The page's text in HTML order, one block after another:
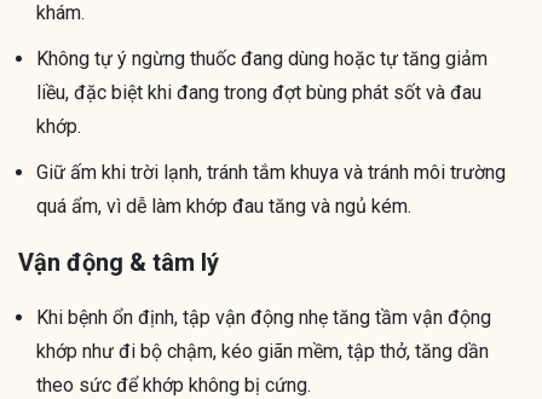
khám.
Không tự ý ngừng thuốc đang dùng hoặc tự tăng giảm
liều, đặc biệt khi đang trong đợt bùng phát sốt và đau
khớp.
Giữ ấm khi trời lạnh, tránh tắm khuya và tránh môi trường
quá ẩm, vì dễ làm khớp đau tăng và ngủ kém.
Vận động & tâm lý
Khi bệnh ổn định, tập vận động nhẹ tăng tầm vận động
khớp như đi bộ chậm, kéo giãn mềm, tập thở, tăng dần
theo sức để khớp không bị cứng.